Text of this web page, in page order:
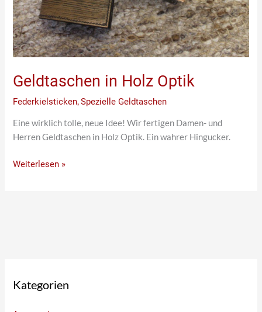
Geldtaschen in Holz Optik
Federkielsticken,Spezielle Geldtaschen
Eine wirklich tolle, neue Idee! Wir fertigen Damen- und
Herren Geldtaschen in Holz Optik. Ein wahrer Hingucker.
Weiterlesen »
Kategorien